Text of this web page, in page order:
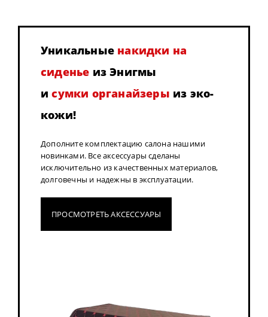
Уникальные накидки на
сиденье из Энигмы
исумки органайзеры из эко-
кожи!
Дополните комплектацию салона нашими
новинками. Все аксессуары сделаны
исключительно из качественных материалов,
долговечны и надежны в эксплуатации.
ПРОСМОТРЕТЬ АКСЕССУАРЫ